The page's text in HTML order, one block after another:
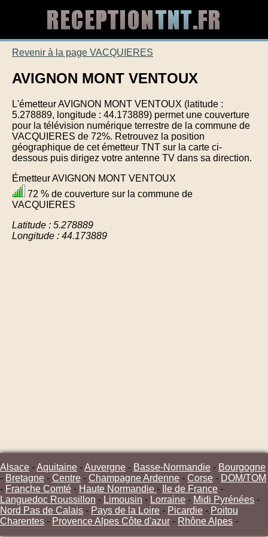
Revenir à la page VACQUIERES
AVIGNON MONT VENTOUX
L'émetteur AVIGNON MONT VENTOUX (latitude :
5.278889, longitude : 44.173889) permet une couverture
pour la télévision numérique terrestre de la commune de
VACQUIERES de 72%. Retrouvez la position
géographique de cet émetteur TNT sur la carte ci-
dessous puis dirigez votre antenne TV dans sa direction.
Émetteur AVIGNON MONT VENTOUX
72 % de couverture sur la commune de
VACQUIERES
Latitude : 5.278889
Longitude : 44.173889
Alsace -Aquitaine -Auvergne - Basse-Normandie - Bourgogne
- Bretagne - Centre - Champagne Ardenne - Corse - DOM/TOM
- Franche Comté - Haute Normandie - Ile de France -
Languedoc Roussillon - Limousin - Lorraine - Midi Pyrénées -
Nord Pas de Calais - Pays de la Loire - Picardie - Poitou
Charentes - Provence Alpes Côte d'azur - Rhône Alpes -